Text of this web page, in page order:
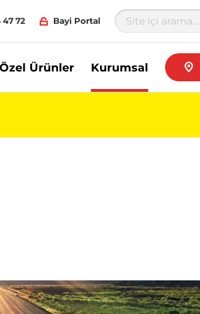
47 72 Bayi Portal
Özel Ürünler Kurumsal